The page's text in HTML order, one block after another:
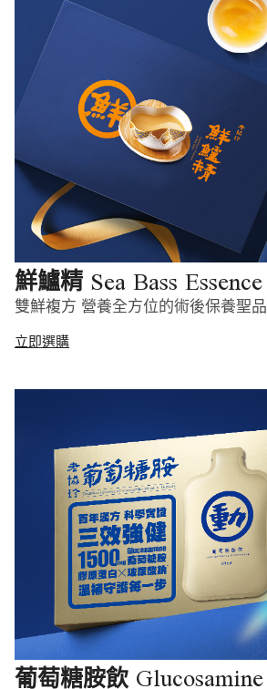
鮮鱸精 Sea Bass Essence
雙鮮複方 營養全方位的術後保養聖品
立即選購
葡萄糖胺飲